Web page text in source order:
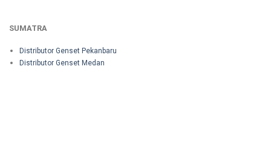
SUMATRA
Distributor Genset Pekanbaru
Distributor Genset Medan